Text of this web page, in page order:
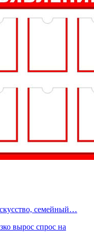
семейный…
вырос спрос на